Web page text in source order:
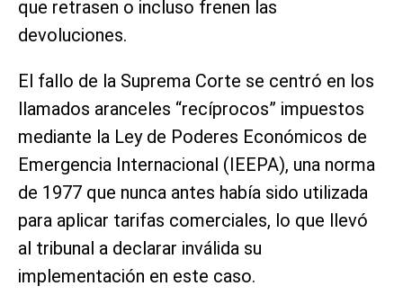
que retrasen o incluso frenen las
devoluciones.
El fallo de la Suprema Corte se centró en los
llamados aranceles “recíprocos” impuestos
mediante la Ley de Poderes Económicos de
Emergencia Internacional (IEEPA), una norma
de 1977 que nunca antes había sido utilizada
para aplicar tarifas comerciales, lo que llevó
al tribunal a declarar inválida su
implementación en este caso.